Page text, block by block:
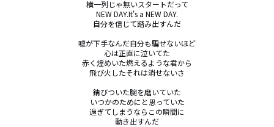
横一列じゃ無いスタートだって
NEW DAY.It's a NEW DAY.
自分を信じて踏み出すんだ
嘘が下手なんだ自分も騙せないほど
心は正直に泣いてた
赤く煌めいた燃えるような君から
飛び火したそれは消せないさ
錆びついた腕を磨いていた
いつかのためにと思っていた
過ぎてしまうならこの瞬間に
動き出すんだ